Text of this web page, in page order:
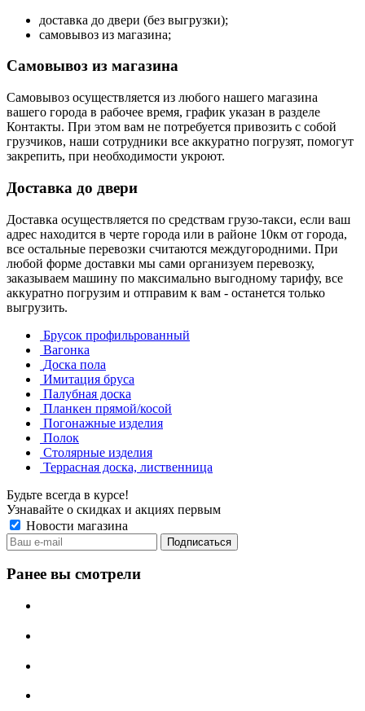
доставка до двери (без выгрузки);
самовывоз из магазина;
Самовывоз из магазина
Самовывоз осуществляется из любого нашего магазина
вашего города в рабочее время, график указан в разделе
Контакты. При этом вам не потребуется привозить с собой
грузчиков, наши сотрудники все аккуратно погрузят, помогут
закрепить, при необходимости укроют.
Доставка до двери
Доставка осуществляется по средствам грузо-такси, если ваш
адрес находится в черте города или в районе 10км от города,
все остальные перевозки считаются междугородними. При
любой форме доставки мы сами организуем перевозку,
заказываем машину по максимально выгодному тарифу, все
аккуратно погрузим и отправим к вам - останется только
выгрузить.
Брусок профильрованный
Вагонка
Доска пола
Имитация бруса
Палубная доска
Планкен прямой/косой
Погонажные изделия
Полок
Столярные изделия
Террасная доска, лиственница
Будьте всегда в курсе!
Узнавайте о скидках и акциях первым
Новости магазина
Ранее вы смотрели